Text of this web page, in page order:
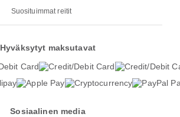
Suosituimmat reitit
Hyväksytyt maksutavat
Sosiaalinen media